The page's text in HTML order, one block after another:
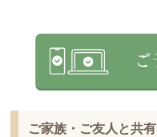
ご家族・ご友人と共有